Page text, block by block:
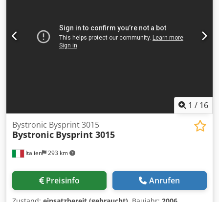
1 / 16
Italien 293 km
Bystronic Bysprint 3015
Bystronic Bysprint 3015
Preisinfo Anrufen